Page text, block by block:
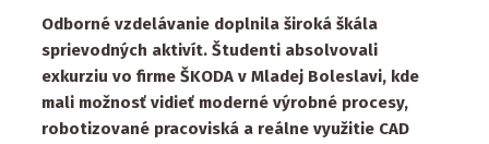
Odborné vzdelávanie doplnila široká škála
sprievodných aktivít. Študenti absolvovali
exkurziu vo firme ŠKODA v Mladej Boleslavi, kde
mali možnosť vidieť moderné výrobné procesy,
robotizované pracoviská a reálne využitie CAD